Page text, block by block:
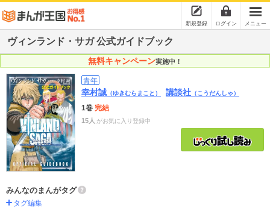
新規登録 ログイン メニュー
ヴィンランド・サガ 公式ガイドブック
無料キャンペーン実施中！
青年
幸村誠 （ゆきむらまこと） 講談社 （こうだんしゃ）
1巻 完結
15人 がお気に入り登録中
みんなのまんがタグ
タグ編集